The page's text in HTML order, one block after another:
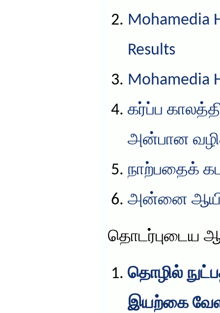
Mohamedia
Results
Mohamedia
கர்ப்ப
அன்பான
நாற்பதைக்
அன்னை
தொடர்புடைய
தொழில்
இயற்கை